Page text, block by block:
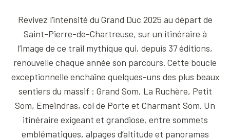
Revivez l’intensité du Grand Duc 2025 au départ de
Saint-Pierre-de-Chartreuse, sur un itinéraire à
l’image de ce trail mythique qui, depuis 37 éditions,
renouvelle chaque année son parcours. Cette boucle
exceptionnelle enchaîne quelques-uns des plus beaux
sentiers du massif : Grand Som, La Ruchère, Petit
Som, Emeindras, col de Porte et Charmant Som. Un
itinéraire exigeant et grandiose, entre sommets
emblématiques, alpages d’altitude et panoramas